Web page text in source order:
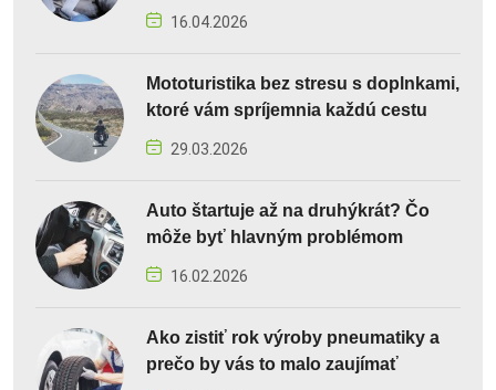
16.04.2026
Mototuristika bez stresu s doplnkami,
ktoré vám spríjemnia každú cestu
29.03.2026
Auto štartuje až na druhýkrát? Čo
môže byť hlavným problémom
16.02.2026
Ako zistiť rok výroby pneumatiky a
prečo by vás to malo zaujímať